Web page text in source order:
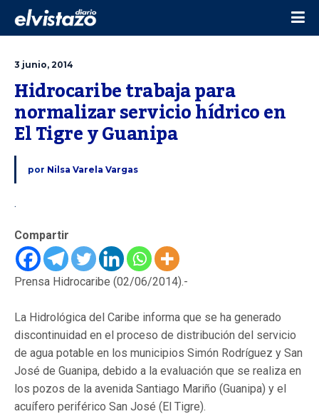
3 junio, 2014
Hidrocaribe trabaja para
normalizar servicio hídrico en
El Tigre y Guanipa
por Nilsa Varela Vargas
.
Compartir
Prensa Hidrocaribe (02/06/2014).-
La Hidrológica del Caribe informa que se ha generado
discontinuidad en el proceso de distribución del servicio
de agua potable en los municipios Simón Rodríguez y San
José de Guanipa, debido a la evaluación que se realiza en
los pozos de la avenida Santiago Mariño (Guanipa) y el
acuífero periférico San José (El Tigre).